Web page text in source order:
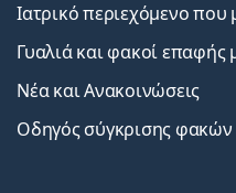
Ιατρικό περιεχόμενο που
Γυαλιά και φακοί
Νέα και Ανακοινώσεις
Οδηγός σύγκρισης